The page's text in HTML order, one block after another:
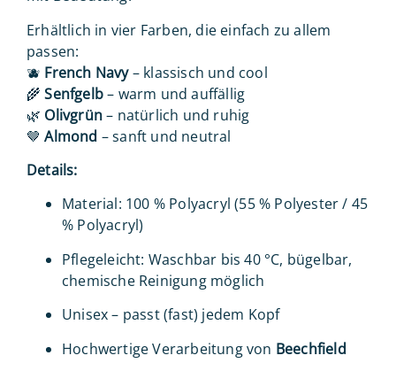
Erhältlich in vier Farben, die einfach zu allem
passen:
🫐 French Navy– klassisch und cool
🌾Senfgelb– warm und auffällig
🌿 Olivgrün– natürlich und ruhig
🤎Almond – sanft und neutral
Details:
Material: 100 % Polyacryl (55 % Polyester / 45
% Polyacryl)
Pflegeleicht: Waschbar bis 40 °C, bügelbar,
chemische Reinigung möglich
Unisex – passt (fast) jedem Kopf
Hochwertige Verarbeitung von Beechfield